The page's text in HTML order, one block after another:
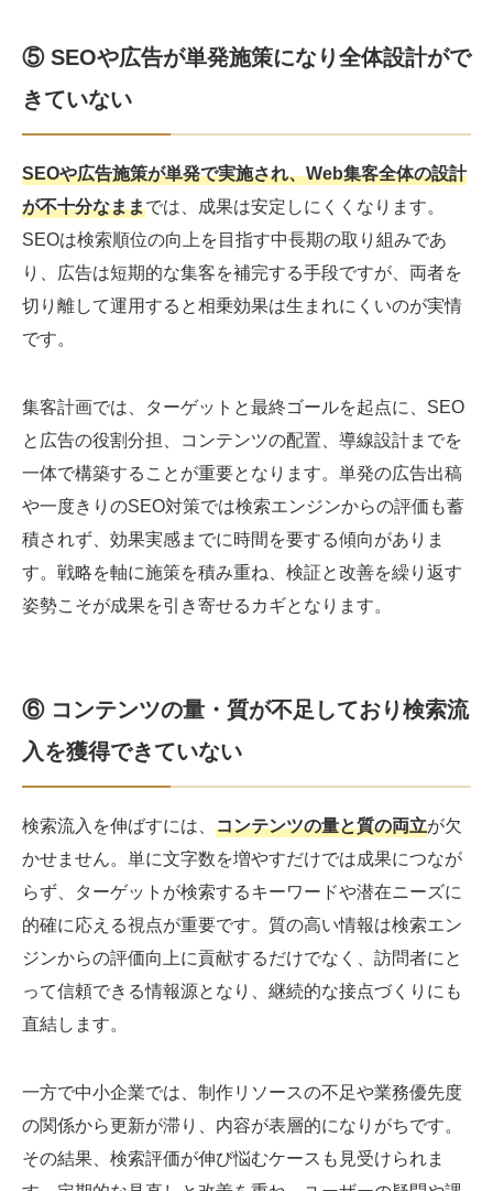
⑤ SEOや広告が単発施策になり全体設計がで
きていない
SEOや広告施策が単発で実施され、Web集客全体の設計
が不十分なままでは、成果は安定しにくくなります。
SEOは検索順位の向上を目指す中長期の取り組みであ
り、広告は短期的な集客を補完する手段ですが、両者を
切り離して運用すると相乗効果は生まれにくいのが実情
です。
集客計画では、ターゲットと最終ゴールを起点に、SEO
と広告の役割分担、コンテンツの配置、導線設計までを
一体で構築することが重要となります。単発の広告出稿
や一度きりのSEO対策では検索エンジンからの評価も蓄
積されず、効果実感までに時間を要する傾向がありま
す。戦略を軸に施策を積み重ね、検証と改善を繰り返す
姿勢こそが成果を引き寄せるカギとなります。
⑥ コンテンツの量・質が不足しており検索流
入を獲得できていない
検索流入を伸ばすには、 コンテンツの量と質の両立が欠
かせません。単に文字数を増やすだけでは成果につなが
らず、ターゲットが検索するキーワードや潜在ニーズに
的確に応える視点が重要です。質の高い情報は検索エン
ジンからの評価向上に貢献するだけでなく、訪問者にと
って信頼できる情報源となり、継続的な接点づくりにも
直結します。
一方で中小企業では、制作リソースの不足や業務優先度
の関係から更新が滞り、内容が表層的になりがちです。
その結果、検索評価が伸び悩むケースも見受けられま